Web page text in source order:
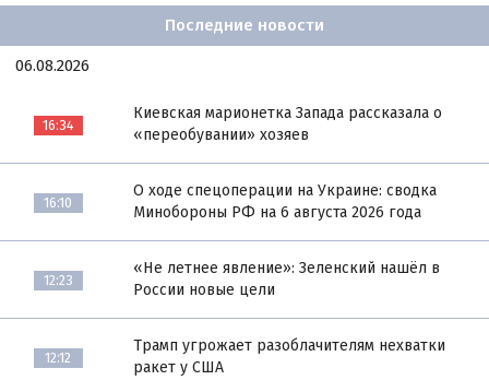
Последние новости
06.08.2026
16:34
Киевская марионетка Запада рассказала о
«переобувании» хозяев
16:10
О ходе спецоперации на Украине: сводка
Минобороны РФ на 6 августа 2026 года
12:23
«Не летнее явление»: Зеленский нашёл в
России новые цели
12:12
Трамп угрожает разоблачителям нехватки
ракет у США